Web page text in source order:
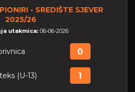
- SREDIŠTE SJEVER
2025/26
utakmica: 06-06-2026
0
(U-13) 1